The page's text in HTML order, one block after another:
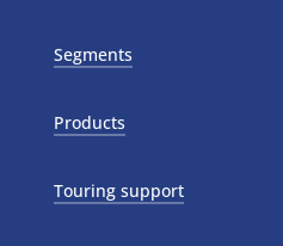
Segments
Products
Touring support